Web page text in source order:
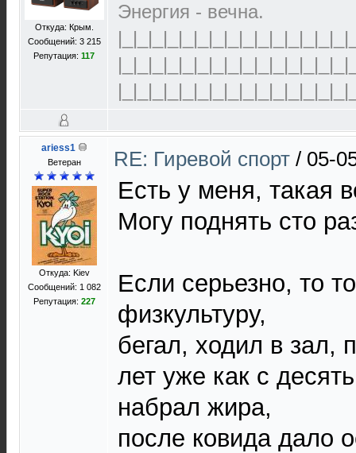
Откуда: Крым.
Сообщений: 3 215
Репутация: 117
Энергия - вечна.
ariess1
Ветеран
Откуда: Kiev
Сообщений: 1 082
Репутация: 227
RE: Гиревой спорт / 05-
Есть у меня, такая
Могу поднять сто
Если серьезно, то
физкультуру,
бегал, ходил в зал,
лет уже как с
набрал жира,
после ковида дало